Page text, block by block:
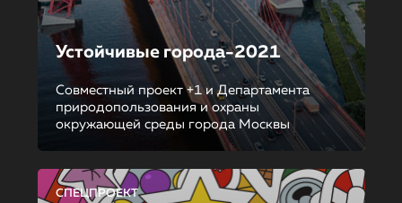
Устойчивые города-2021
Совместный проект +1 и Департамента
природопользования и охраны
окружающей среды города Москвы
СПЕЦПРОЕКТ